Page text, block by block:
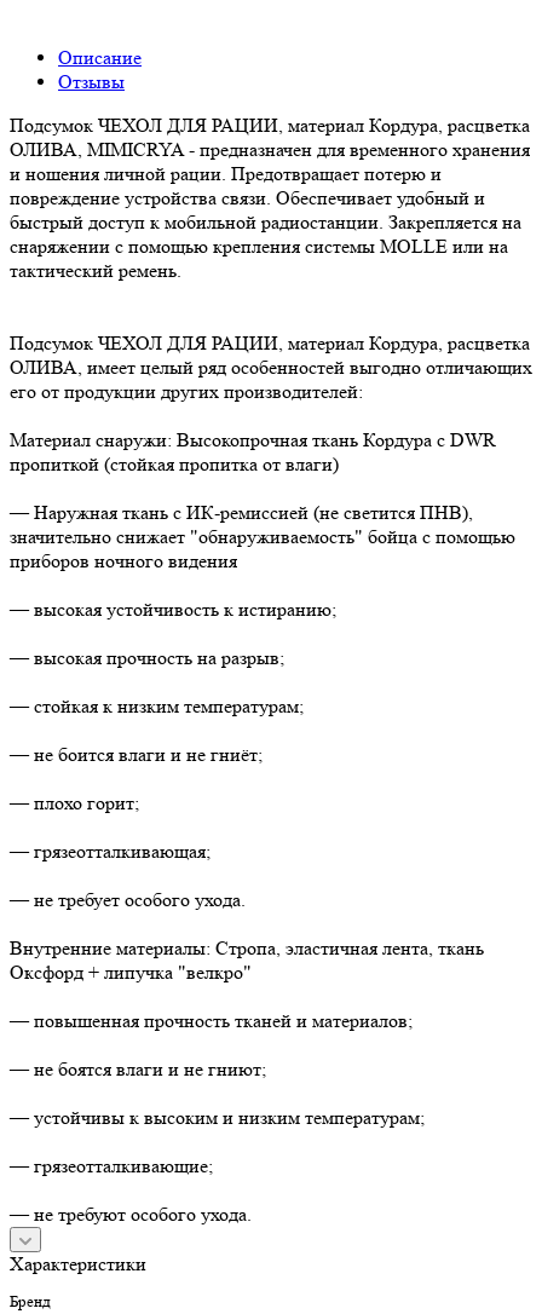
Описание
Отзывы
Подсумок ЧЕХОЛ ДЛЯ РАЦИИ, материал Кордура, расцветка
ОЛИВА, MIMICRYA - предназначен для временного хранения
и ношения личной рации. Предотвращает потерю и
повреждение устройства связи. Обеспечивает удобный и
быстрый доступ к мобильной радиостанции. Закрепляется на
снаряжении с помощью крепления системы MOLLE или на
тактический ремень.
Подсумок ЧЕХОЛ ДЛЯ РАЦИИ, материал Кордура, расцветка
ОЛИВА, имеет целый ряд особенностей выгодно отличающих
его от продукции других производителей:
Материал снаружи: Высокопрочная ткань Кордура с DWR
пропиткой (стойкая пропитка от влаги)
— Наружная ткань с ИК-ремиссией (не светится ПНВ),
значительно снижает "обнаруживаемость" бойца с помощью
приборов ночного видения
— высокая устойчивость к истиранию;
— высокая прочность на разрыв;
— стойкая к низким температурам;
— не боится влаги и не гниёт;
— плохо горит;
— грязеотталкивающая;
— не требует особого ухода.
Внутренние материалы: Стропа, эластичная лента, ткань
Оксфорд + липучка "велкро"
— повышенная прочность тканей и материалов;
— не боятся влаги и не гниют;
— устойчивы к высоким и низким температурам;
— грязеотталкивающие;
— не требуют особого ухода.
Характеристики
Бренд